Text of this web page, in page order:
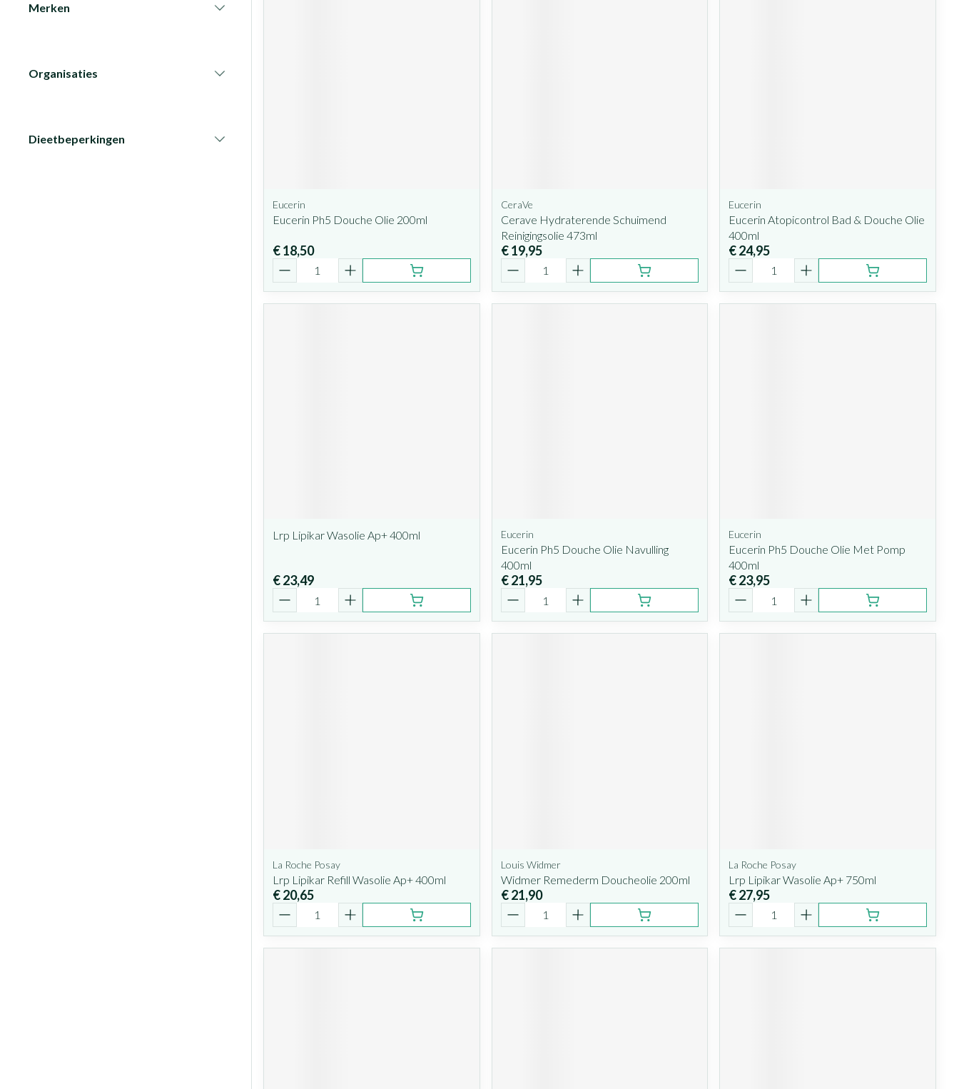
Merken
Organisaties
Dieetbeperkingen
Eucerin
Eucerin Ph5 Douche Olie 200ml
€ 18,50
CeraVe
Cerave Hydraterende Schuimend
Reinigingsolie 473ml
€ 19,95
Eucerin
Eucerin Atopicontrol Bad & Douche Olie
400ml
€ 24,95
Lrp Lipikar Wasolie Ap+ 400ml
€ 23,49
Eucerin
Eucerin Ph5 Douche Olie Navulling
400ml
€ 21,95
Eucerin
Eucerin Ph5 Douche Olie Met Pomp
400ml
€ 23,95
La Roche Posay
Lrp Lipikar Refill Wasolie Ap+ 400ml
€ 20,65
Louis Widmer
Widmer Remederm Doucheolie 200ml
€ 21,90
La Roche Posay
Lrp Lipikar Wasolie Ap+ 750ml
€ 27,95